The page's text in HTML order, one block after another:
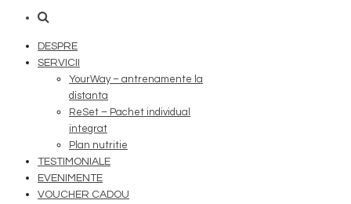
DESPRE
SERVICII
YourWay – antrenamente la
distanta
ReSet – Pachet individual
integrat
Plan nutritie
TESTIMONIALE
EVENIMENTE
VOUCHER CADOU